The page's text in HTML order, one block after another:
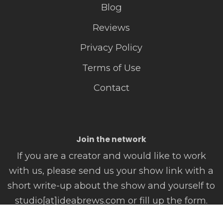
Blog
Reviews
Privacy Policy
Terms of Use
Contact
Join the network
If you are a creator and would like to work
with us, please send us your show link with a
short write-up about the show and yourself to
studio[at]ideabrews.com or fill up the form.